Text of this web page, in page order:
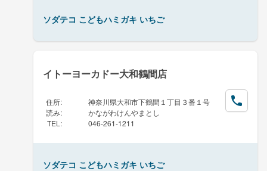
ソダテコ こどもハミガキ いちご
イトーヨーカドー大和鶴間店
住所:
神奈川県大和市下鶴間１丁目３番１号
読み:
かながわけんやまとし
TEL : 046-261-1211
ソダテコ こどもハミガキ いちご